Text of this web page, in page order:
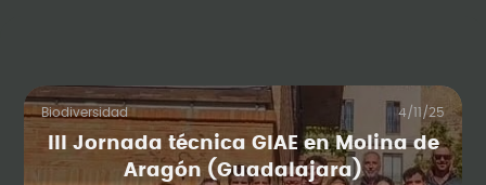
Biodiversidad 4/11/25
III Jornada técnica GIAE en Molina de
Aragón (Guadalajara)